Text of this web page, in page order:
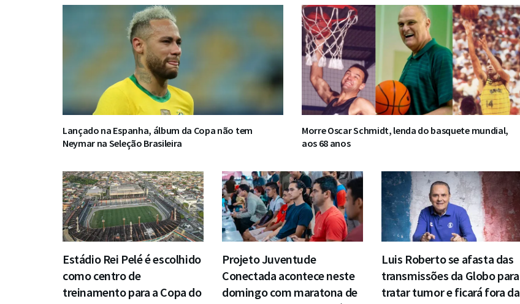
Lançado na Espanha, álbum da Copa não tem
Neymar na Seleção Brasileira
Morre Oscar Schmidt, lenda do basquete mundial,
aos 68 anos
Estádio Rei Pelé é escolhido
como centro de
treinamento para a Copa do
Projeto Juventude
Conectada acontece neste
domingo com maratona de
Luis Roberto se afasta das
transmissões da Globo para
tratar tumor e ficará fora da